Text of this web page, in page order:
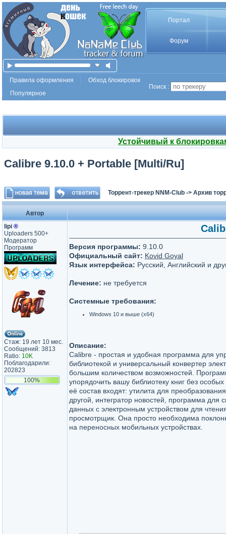
Портал
Форум
Правила оформления
Обход блокировок
Популярное
Поиск :
Устойчивый к
Calibre 9.10.0 + Portable [Multi/Ru]
Торрент-трекер NNM-Club -> Архив
Автор
lipi ®
Uploaders 500+
Модератор
Программ
Стаж: 19 лет 10 мес.
Сообщений: 3813
Ratio: 10K
Поблагодарили:
202823
100%
Версия программы: 9.10.0
Официальный сайт: Kovid Goyal
Язык интерфейса: Русский, Английский и
Лечение: не требуется
Системные требования:
Windows 10 и выше (x64)
Описание:
Calibre - простая и удобная программа для
библиотекой и универсальный конвертер
большим количеством возможностей.
упорядочить вашу библиотеку книг без
её состав входят: утилита для
другой, интегратор новостей, программа для
данных с электронным устройством для
просмотрщик. Она просто необходима
на переносных мобильных устройствах.